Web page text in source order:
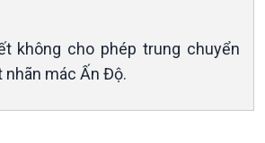
không cho phép trung chuyển
nhãn mác Ấn Độ.